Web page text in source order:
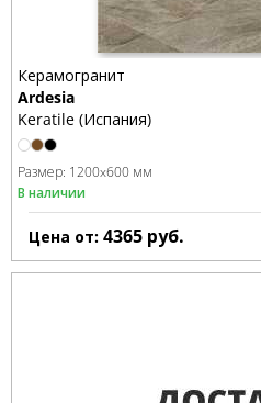
Керамогранит
Ardesia
Keratile (Испания)
Размер: 1200x600 мм
В наличии
Цена от: 4365 руб.